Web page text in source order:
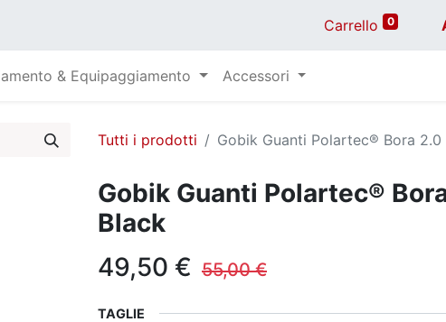
Carrello 0
& Equipaggiamento Accessori
Tutti i prodotti Gobik Guanti Polartec® Bora 2.0
Gobik Guanti Polartec®
Black
49,50 € 55,00€
TAGLIE